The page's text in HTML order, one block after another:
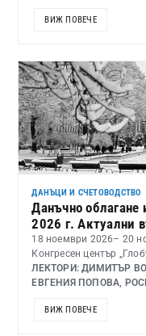
ВИЖ ПОВЕЧЕ
ДАНЪЦИ И СЧЕТОВОДСТВО
Данъчно облагане
2026 г. Актуални
18 ноември 2026– 20
Конгресен център
ЛЕКТОРИ: ДИМИТЪР
ЕВГЕНИЯ ПОПОВА,
ВИЖ ПОВЕЧЕ